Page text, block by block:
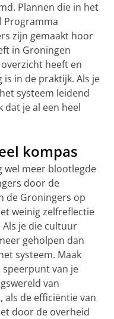
Plannen die in het
Programma
zijn gemaakt hoor
in Groningen
heeft en
in de praktijk. Als je
systeem leidend
dat je al een heel
kompas
wel meer blootlegde
door de
de Groningers op
weinig zelfreflectie
je die cultuur
geholpen dan
systeem. Maak
van je
van
de efficiëntie van
door de overheid